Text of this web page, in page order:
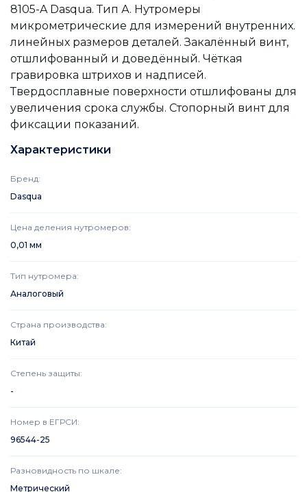
8105-A Dasqua. Тип А. Нутромеры
микрометрические для измерений внутренних.
линейных размеров деталей. Закалённый винт,
отшлифованный и доведённый. Чёткая
гравировка штрихов и надписей.
Твердосплавные поверхности отшлифованы для
увеличения срока службы. Стопорный винт для
фиксации показаний.
Характеристики
Бренд:
Dasqua
Цена деления нутромеров:
0,01 мм
Тип нутромера:
Аналоговый
Страна производства:
Китай
Степень защиты:
-
Номер в ЕГРСИ:
96544-25
Разновидность по шкале:
Метрический